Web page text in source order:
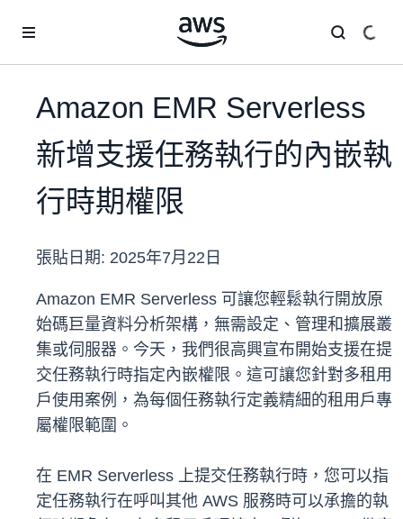
Amazon EMR Serverless
新增支援任務執行的內嵌執
行時期權限
張貼日期: 2025年7月22日
Amazon EMR Serverless 可讓您輕鬆執行開放原
始碼巨量資料分析架構，無需設定、管理和擴展叢
集或伺服器。今天，我們很高興宣布開始支援在提
交任務執行時指定內嵌權限。這可讓您針對多租用
戶使用案例，為每個任務執行定義精細的租用戶專
屬權限範圍。
在 EMR Serverless 上提交任務執行時，您可以指
定任務執行在呼叫其他 AWS 服務時可以承擔的執